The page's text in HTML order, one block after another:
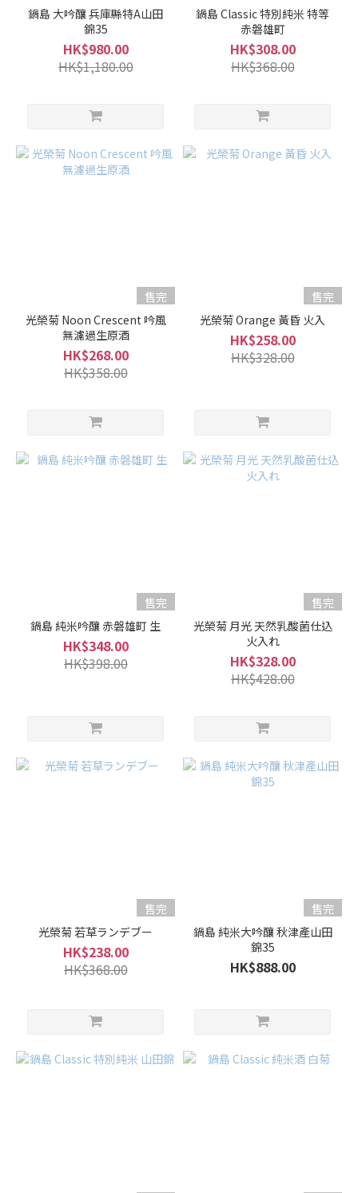
適
強
Koueigiku
光榮菊
Kougeigiku
Kihotsuru
Shichida
七田 (2)
Azumatsuru
鍋島 大吟釀 兵庫縣特A山田
錦35
HK$980.00
HK$1,180.00
鍋島 Classic 特別純米 特等
赤磐雄町
HK$308.00
HK$368.00
售完
光榮菊 Noon Crescent 吟風
無濾過生原酒
HK$268.00
HK$358.00
售完
光榮菊 Orange 黃昏 火入
HK$258.00
HK$328.00
售完
鍋島 純米吟釀 赤磐雄町 生
HK$348.00
HK$398.00
售完
光榮菊 月光 天然乳酸菌仕込
火入れ
HK$328.00
HK$428.00
售完
光榮菊 若草ランデブー
HK$238.00
HK$368.00
售完
鍋島 純米大吟釀 秋津產山田
錦35
HK$888.00